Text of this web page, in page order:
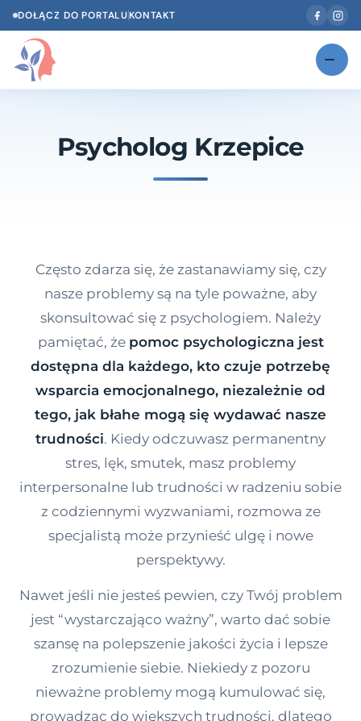
DOŁĄCZ DO PORTALUKONTAKT
NOWOŚĆ
Dawka wiedzy
Dla specjalistów
Kontakt
Dołącz do portalu
Psycholog Krzepice
Często zdarza się, że zastanawiamy się, czy
nasze problemy są na tyle poważne, aby
skonsultować się z psychologiem. Należy
pamiętać, że pomoc psychologiczna jest
dostępna dla każdego, kto czuje potrzebę
wsparcia emocjonalnego, niezależnie od
tego, jak błahe mogą się wydawać nasze
trudności. Kiedy odczuwasz permanentny
stres, lęk, smutek, masz problemy
interpersonalne lub trudności w radzeniu sobie
z codziennymi wyzwaniami, rozmowa ze
specjalistą może przynieść ulgę i nowe
perspektywy.
Nawet jeśli nie jesteś pewien, czy Twój problem
jest “wystarczająco ważny”, warto dać sobie
szansę na polepszenie jakości życia i lepsze
zrozumienie siebie. Niekiedy z pozoru
nieważne problemy mogą kumulować się,
prowadząc do większych trudności, dlatego